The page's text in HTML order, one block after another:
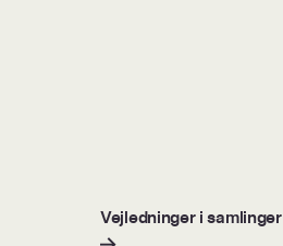
Vejledninger i samlinger